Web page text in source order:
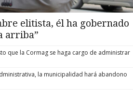
elitista, él ha gobernado
arriba”
que la Cormag se haga cargo de administrar
la municipalidad hará abandono